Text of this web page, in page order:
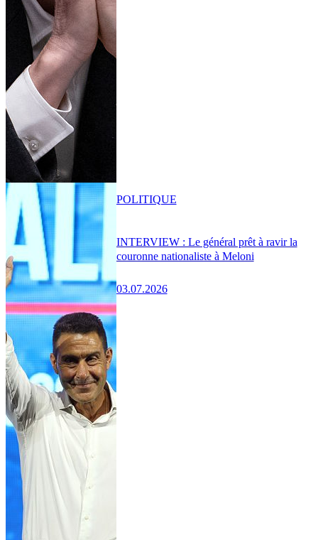
INTERVIEW : Le général prêt à ravir la
couronne nationaliste à Meloni
03.07.2026
POLITIQUE